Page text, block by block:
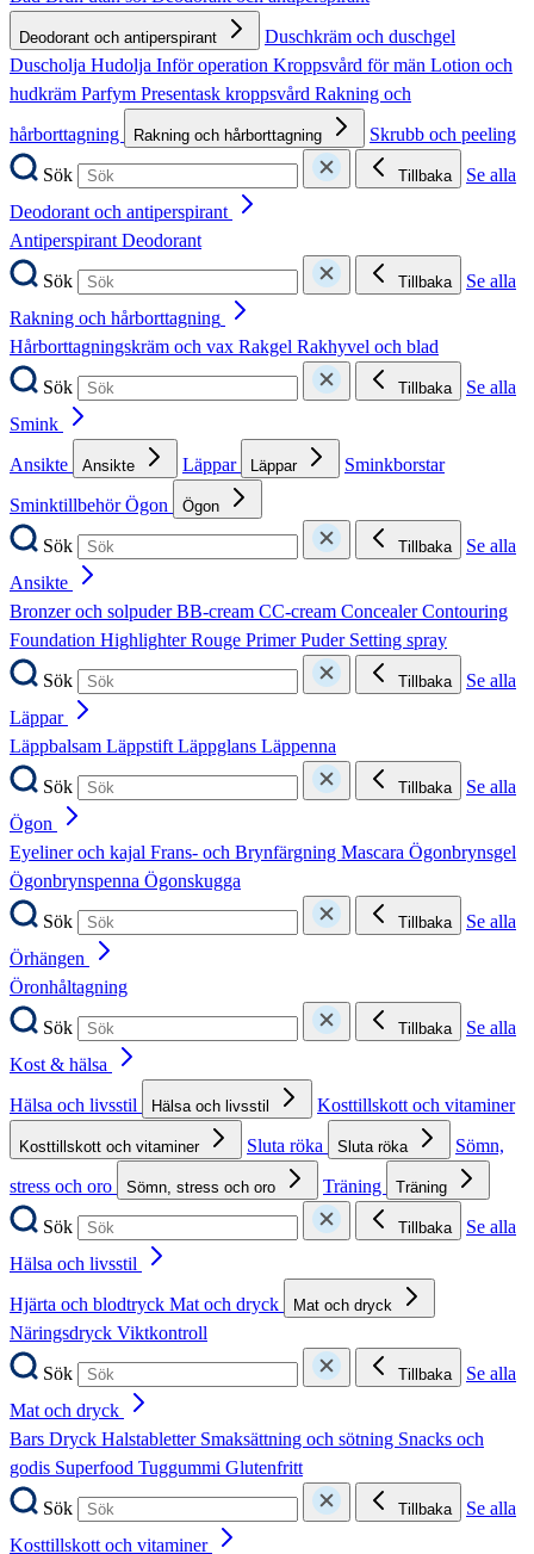
Deodorant och antiperspirant
Duschkräm och duschgel
Duscholja Hudolja Inför operation Kroppsvård för män Lotion och
hudkräm Parfym Presentask kroppsvård Rakning och
hårborttagning
Rakning och hårborttagning
Skrubb och peeling
Sök
Tillbaka
Se alla
Deodorant och antiperspirant
AntiperspirantDeodorant
Sök
Tillbaka
Se alla
Rakning och hårborttagning
Hårborttagningskräm och vax Rakgel Rakhyvel och blad
Sök
Tillbaka
Se alla
Smink
Ansikte
Ansikte Läppar Läppar
Sminkborstar
SminktillbehörÖgon Ögon
Sök Tillbaka
Se alla
Ansikte
Bronzer och solpuderBB-cream CC-cream ConcealerContouring
Foundation HighlighterRouge PrimerPuder Setting spray
Sök
Tillbaka
Se alla
Läppar
Läppbalsam LäppstiftLäppglans Läppenna
Sök
Tillbaka
Se alla
Ögon
Eyeliner och kajal Frans- och Brynfärgning Mascara Ögonbrynsgel
Ögonbrynspenna Ögonskugga
Sök
Tillbaka
Se alla
Örhängen
Öronhåltagning
Sök
Tillbaka
Se alla
Kost & hälsa
Hälsa och livsstil
Hälsa och livsstil Kosttillskott och vitaminer
Kosttillskott och vitaminer Sluta röka Sluta röka
Sömn,
stress och oro
Sömn, stress och oro Träning Träning
Sök Tillbaka
Se alla
Hälsa och livsstil
Hjärta och blodtryck Mat och dryck Mat och dryck
Näringsdryck Viktkontroll
Sök
Tillbaka
Se alla
Mat och dryck
Bars Dryck Halstabletter Smaksättning och sötning Snacks och
godis Superfood Tuggummi Glutenfritt
Sök
Tillbaka
Se alla
Kosttillskott och vitaminer